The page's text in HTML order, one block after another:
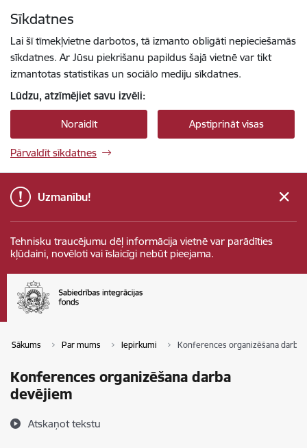
Sīkdatnes
Lai šī tīmekļvietne darbotos, tā izmanto obligāti nepieciešamās
sīkdatnes. Ar Jūsu piekrišanu papildus šajā vietnē var tikt
izmantotas statistikas un sociālo mediju sīkdatnes.
Lūdzu, atzīmējiet savu izvēli:
Noraidīt Apstiprināt visas
Pārvaldīt sīkdatnes
Uzmanību!
Tehnisku traucējumu dēļ informācija vietnē var parādīties
kļūdaini, novēloti vai īslaicīgi nebūt pieejama.
Sākums Par mums Iepirkumi Konferences organizēšana darba
Konferences organizēšana darba
devējiem
Atskaņot tekstu